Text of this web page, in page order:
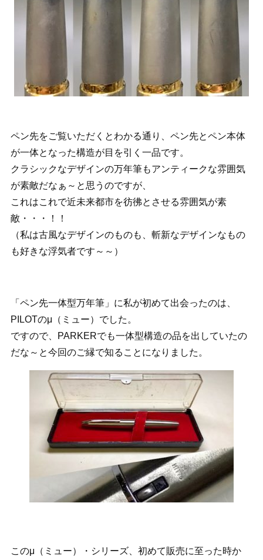
ペン先をご覧いただくとわかる通り、ペン先とペン本体
が一体となった構造が目を引く一品です。
クラシックなデザインの万年筆もアンティークな雰囲気
が素敵だなぁ～と思うのですが、
これはこれで近未来都市を彷彿とさせる雰囲気が素
敵・・・！！
（私は古風なデザインのものも、斬新なデザインなもの
も好きな浮気者です～～）
「ペン先一体型万年筆」に私が初めて出会ったのは、
PILOTのμ（ミュー）でした。
ですので、PARKERでも一体型構造の品を出していたの
だな～と今回のご縁で知ることになりました。
このμ（ミュー）・シリーズ、初めて販売に至った時か